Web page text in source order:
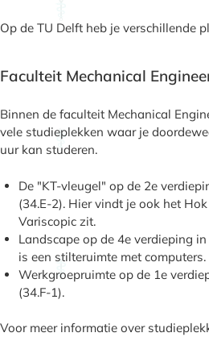
Op de TU Delft heb je verschillende
Faculteit Mechanical
Binnen de faculteit Mechanical
vele studieplekken waar je
uur kan studeren.
De "KT-vleugel" op de 2e
(34.E-2). Hier vindt je ook het
Variscopic zit.
Landscape op de 4e verdieping
is een stilteruimte met computers.
Werkgroepruimte op de 1e
(34.F-1).
Voor meer informatie over